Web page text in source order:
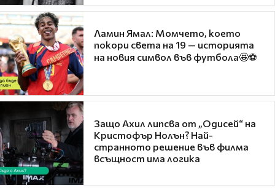
Ламин Ямал: Момчето, което
покори света на 19 — историята
на новия символ във футбола🤩⚽
Защо Ахил липсва от „Одисей“ на
Кристофър Нолън? Най-
странното решение във филма
всъщност има логика